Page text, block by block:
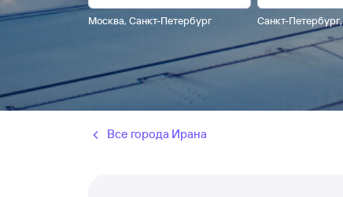
Москва, Санкт-Петербург Санкт-Петербург
Все города Ирана